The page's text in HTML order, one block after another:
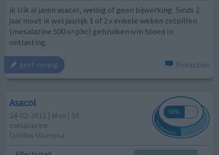
ik slik al jaren asacol, weinig of geen bijwerking. Sinds 2
jaar moet ik wel jaarlijk 1 of 2 x enkele weken zetpillen
(mesalazine 500 o=phc) gebruiken ivm bloed in
ontlasting.
geef mening 0 reacties
Asacol
24-02-2011 | Man | 59
mesalazine
Collitis Ulcerosa